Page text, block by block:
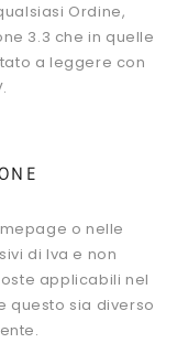
Ordine,
3.3 che in quelle
a leggere con
o nelle
di Iva e non
applicabili nel
questo sia diverso